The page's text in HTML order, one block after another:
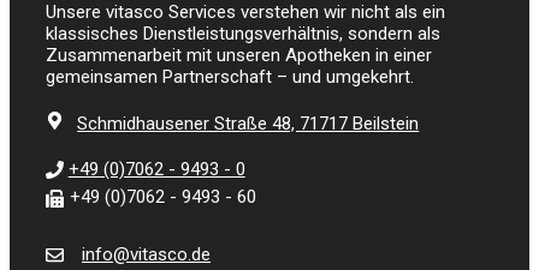
Unsere vitasco Services verstehen wir nicht als ein
klassisches Dienstleistungsverhältnis, sondern als
Zusammenarbeit mit unseren Apotheken in einer
gemeinsamen Partnerschaft – und umgekehrt.
Schmidhausener Straße 48, 71717 Beilstein
+49 (0)7062 - 9493 - 0
+49 (0)7062 - 9493 - 60
info@vitasco.de